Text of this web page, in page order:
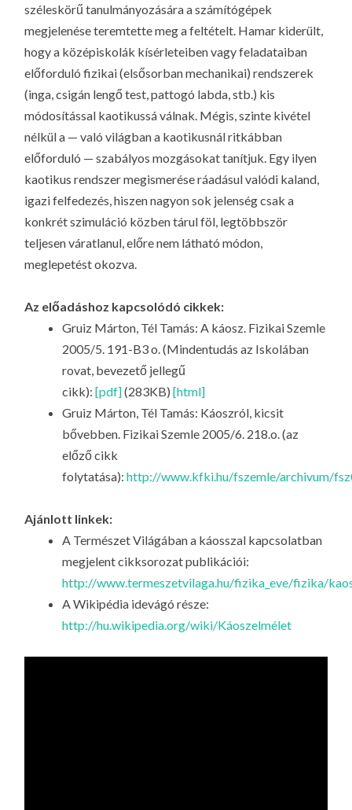
széleskörű tanulmányozására a számítógépek
megjelenése teremtette meg a feltételt. Hamar kiderült,
hogy a középiskolák kísérleteiben vagy feladataiban
előforduló fizikai (elsősorban mechanikai) rendszerek
(inga, csigán lengő test, pattogó labda, stb.) kis
módosítással kaotikussá válnak. Mégis, szinte kivétel
nélkül a —való világbana kaotikusnál ritkábban
előforduló — szabályos mozgásokat tanítjuk. Egy ilyen
kaotikus rendszer megismerése ráadásul valódi kaland
igazifelfedezés , hiszen nagyon sok jelenség csak a
konkrét szimuláció közben tárul föl, legtöbbször
teljesen váratlanul, előre nem látható módon,
meglepetést okozva.
Az előadáshoz kapcsolódó cikkek:
Gruiz Márton, Tél Tamás: A káosz. Fizikai Szemle
2005/5. 191-B3 o. (Mindentudás az Iskolában
rovat, bevezető jellegű
cikk):[pdf](283KB)[html]
Gruiz Márton, Tél Tamás: Káoszról, kicsit
bővebben. Fizikai Szemle 2005/6. 218.o. (az
előző cikk
folytatása):http://www.kfki.hu/fszemle/archivum/
Ajánlott linkek:
A Természet Világában a káosszal kapcsolatban
megjelent cikksorozat publikációi:
http://www.termeszetvilaga.hu/fizika_eve/fizika/
A Wikipédia idevágó része:
http://hu.wikipedia.org/wiki/Káoszelmélet